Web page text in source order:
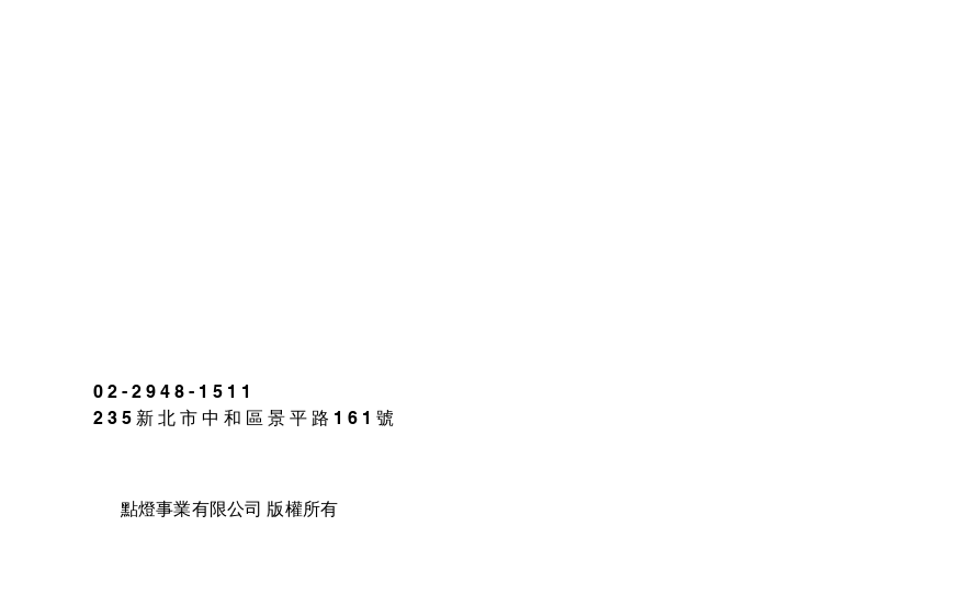
02-2948-1511
235新北市中和區景平路161號
點燈事業有限公司 版權所有